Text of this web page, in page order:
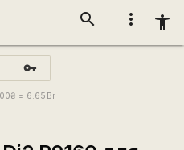
more_vert accessibility_new
search
vpn_key
₴ = 6.65 Br